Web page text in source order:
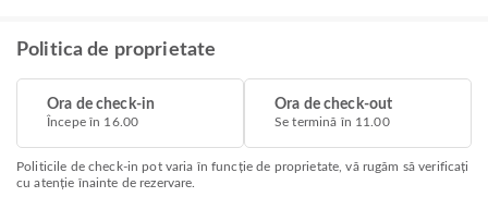
Politica de proprietate
Ora de check-in
Începe în 16.00
Ora de check-out
Se termină în 11.00
Politicile de check-in pot varia în funcție de proprietate, vă rugăm să verificați
cu atenție înainte de rezervare.